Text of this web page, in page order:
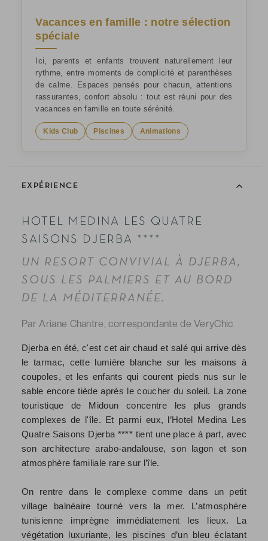
EXPÉRIENCE
HOTEL MEDINA LES QUATRE
SAISONS DJERBA ****
UN RESORT CONVIVIAL À DJERBA,
SOUS LES PALMIERS ET AU BORD
DE LA MÉDITERRANÉE.
Par Ariane Chantre, correspondante de VeryChic
Djerba en été, c'est cet air chaud et salé qui arrive dès
le tarmac, cette lumière blanche sur les maisons à
coupoles, et les enfants qui courent pieds nus sur le
sable encore tiède après le coucher du soleil. La zone
touristique de Midoun concentre les plus grands
complexes de l'île. Et parmi eux, l’Hotel Medina Les
Quatre Saisons Djerba **** tient une place à part, avec
son architecture arabo-andalouse, son lagon et son
atmosphère familiale rare sur l’île.
On rentre dans le complexe comme dans un petit
village balnéaire tourné vers la mer. L’atmosphère
tunisienne imprègne immédiatement les lieux. La
végétation luxuriante, les piscines d’un bleu éclatant
Vacances en famille : notre sélection
spéciale
Ici, parents et enfants trouvent naturellement leur
rythme, entre moments de complicité et parenthèses
de calme. Espaces pensés pour chacun, attentions
rassurantes, confort absolu : tout est réuni pour des
vacances en famille en toute sérénité.
Kids Club Piscines Animations